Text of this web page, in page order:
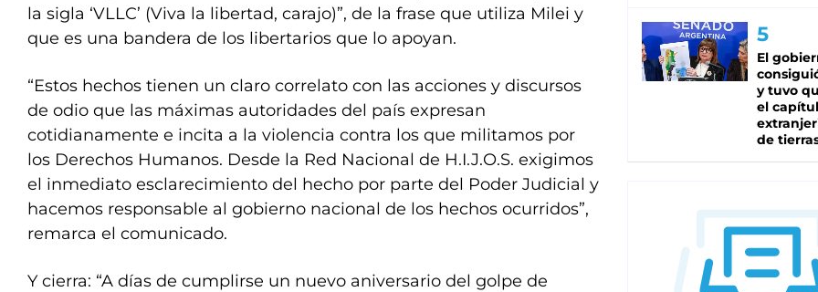
la sigla ‘VLLC’ (Viva la libertad, carajo)”, de la frase que utiliza Milei y
que es una bandera de los libertarios que lo apoyan.
“Estos hechos tienen un claro correlato con las acciones y discursos
de odio que las máximas autoridades del país expresan
cotidianamente e incita a la violencia contra los que militamos por
los Derechos Humanos. Desde la Red Nacional de H.I.J.O.S. exigimos
el inmediato esclarecimiento del hecho por parte del Poder Judicial y
hacemos responsable al gobierno nacional de los hechos ocurridos”,
remarca el comunicado.
Y cierra: “A días de cumplirse un nuevo aniversario del golpe de
El
y tuvo
el
de